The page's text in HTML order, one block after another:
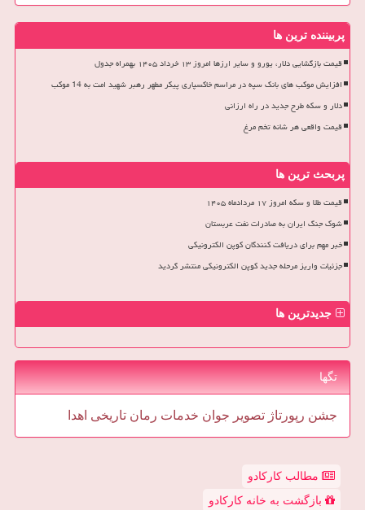
پربیننده ترین ها
قیمت بازگشایی دلار، یورو و سایر ارزها امروز ۱۳ خرداد ۱۴۰۵ بهمراه جدول
افزایش موکب های بانک سپه در مراسم خاکسپاری پیکر مطهر رهبر شهید امت به 14 موکب
دلار و سکه طرح جدید در راه ارزانی
قیمت واقعی هر شانه تخم مرغ
پربحث ترین ها
قیمت طلا و سکه امروز ۱۷ مردادماه ۱۴۰۵
شوک جنگ ایران به صادرات نفت عربستان
خبر مهم برای دریافت کنندگان کوپن الکترونیکی
جزئیات واریز مرحله جدید کوپن الکترونیکی منتشر گردید
جدیدترین ها
تگها
جشن رپورتاژ تصویر جوان خدمات رمان تاریخی اهدا
مطالب کارکادو
بازگشت به خانه کارکادو